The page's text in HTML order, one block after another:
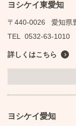
ヨシケイ東愛知
〒440-0026
愛知県
TEL
0532-63-1010
詳しくはこちら
ヨシケイ愛知